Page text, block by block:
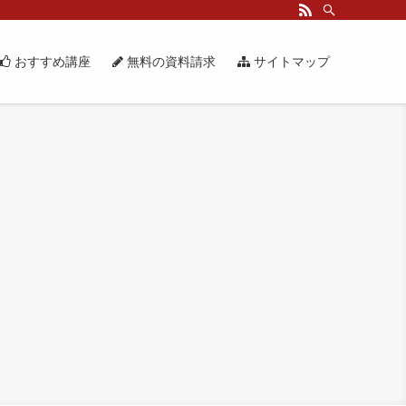
おすすめ講座 無料の資料請求 サイトマップ